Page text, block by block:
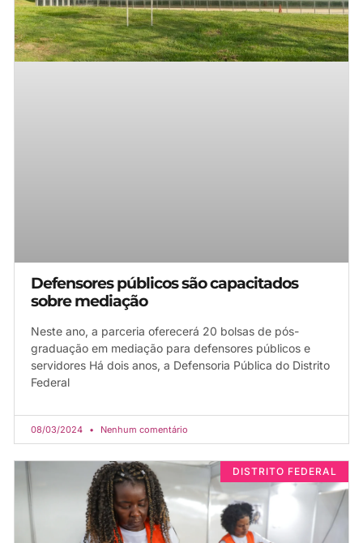
Defensores públicos são capacitados
sobre mediação
Neste ano, a parceria oferecerá 20 bolsas de pós-
graduação em mediação para defensores públicos e
servidores Há dois anos, a Defensoria Pública do Distrito
Federal
08/03/2024 Nenhum comentário
DISTRITO FEDERAL